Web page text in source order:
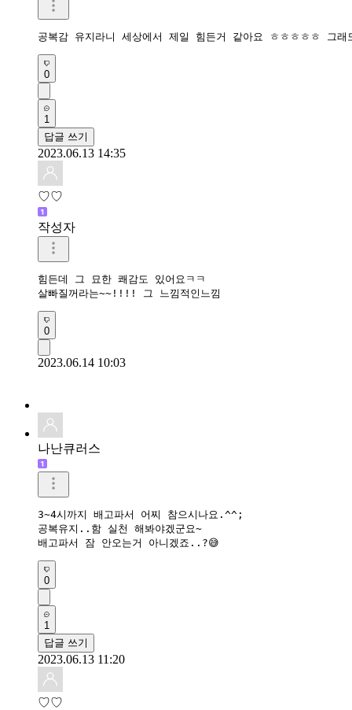
공복감 유지라니 세상에서 제일 힘든거 같아요 ㅎㅎㅎㅎㅎ 그
0
1
답글 쓰기
2023.06.13 14:35
♡♡
작성자
힘든데 그 묘한 쾌감도 있어요ㅋㅋ
살빠질꺼라는~~!!!! 그 느낌적인느낌
0
2023.06.14 10:03
나난큐러스
3~4시까지 배고파서 어찌 참으시나요.^^;
공복유지..함 실천 해봐야겠군요~
배고파서 잠 안오는거 아니겠죠..?😅
0
1
답글 쓰기
2023.06.13 11:20
♡♡